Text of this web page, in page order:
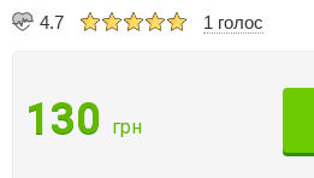
4.7 1 голос
130 грн